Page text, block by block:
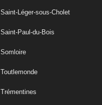
Saint-Léger-sous-Cholet
Saint-Paul-du-Bois
Somloire
Toutlemonde
Trémentines